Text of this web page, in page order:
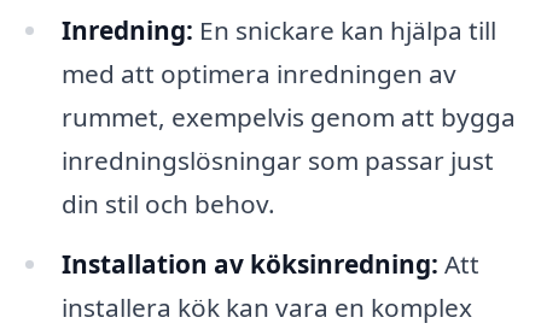
Inredning: En snickare kan hjälpa till
med att optimera inredningen av
rummet, exempelvis genom att bygga
inredningslösningar som passar just
din stil och behov.
Installation av köksinredning: Att
installera kök kan vara en komplex